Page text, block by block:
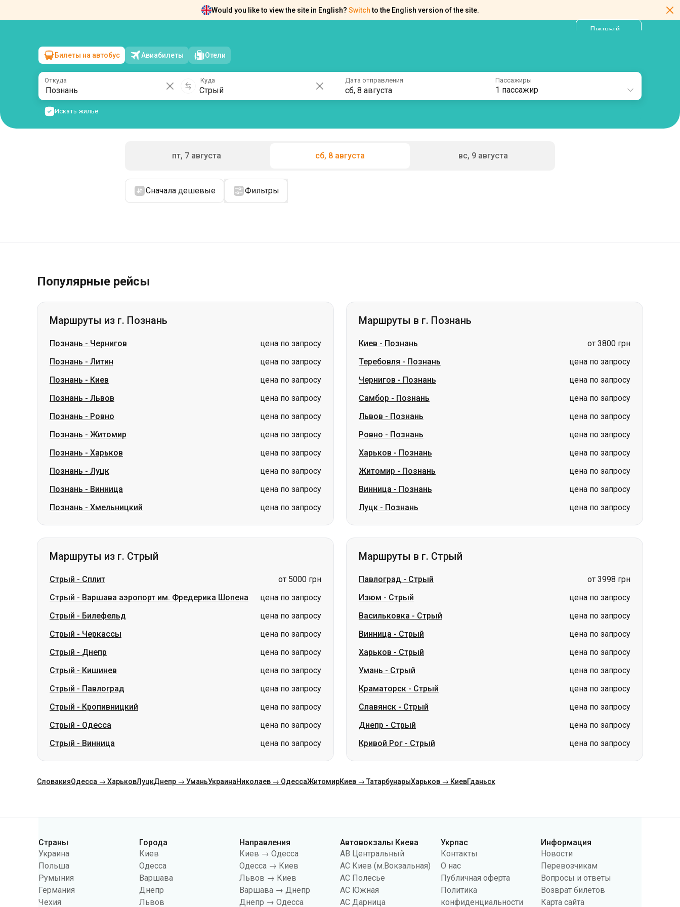
Would you like to view the site in English? Switch to the English version of the site.
Личный
Познань→Стрый
сб, 8 августа/1 пассажир
Билеты на автобус Авиабилеты Отели
Откуда Куда Дата отправления
сб, 8 августа
Пассажиры
1 пассажир
Искать жилье
пт, 7 августа сб, 8 августа вс, 9 августа
Сначала дешевые Фильтры
Популярные рейсы
Маршруты из г. Познань
Познань - Чернигов
цена по запросу
Познань - Литин
цена по запросу
Познань - Киев
цена по запросу
Познань - Львов
цена по запросу
Познань - Ровно
цена по запросу
Познань - Житомир
цена по запросу
Познань - Харьков
цена по запросу
Познань - Луцк
цена по запросу
Познань - Винница
цена по запросу
Познань - Хмельницкий цена по запросу
Маршруты в г. Познань
Киев - Познань
от 3800 грн
Теребовля - Познань
цена по запросу
Чернигов - Познань
цена по запросу
Самбор - Познань
цена по запросу
Львов - Познань
цена по запросу
Ровно - Познань
цена по запросу
Харьков - Познань
цена по запросу
Житомир - Познань
цена по запросу
Винница - Познань
цена по запросу
Луцк - Познань цена по запросу
Маршруты из г. Стрый
Стрый - Сплит
от 5000 грн
Стрый - Варшава аэропорт им. Фредерика Шопена
цена по запросу
Стрый - Билефельд
цена по запросу
Стрый - Черкассы
цена по запросу
Стрый - Днепр
цена по запросу
Стрый - Кишинев
цена по запросу
Стрый - Павлоград
цена по запросу
Стрый - Кропивницкий
цена по запросу
Стрый - Одесса
цена по запросу
Стрый - Винница цена по запросу
Маршруты в г. Стрый
Павлоград - Стрый
от 3998 грн
Изюм - Стрый
цена по запросу
Васильковка - Стрый
цена по запросу
Винница - Стрый
цена по запросу
Харьков - Стрый
цена по запросу
Умань - Стрый
цена по запросу
Краматорск - Стрый
цена по запросу
Славянск - Стрый
цена по запросу
Днепр - Стрый
цена по запросу
Кривой Рог - Стрый цена по запросу
СловакияОдесса → ХарьковЛуцкДнепр → УманьУкраинаНиколаев → ОдессаЖитомирКиев → ТатарбунарыХарьков → КиевГданьск
Категории
Страны
Украина
Польша
Румыния
Германия
Чехия
Города
Киев
Одесса
Варшава
Днепр
Львов
Направления
Киев → Одесса
Одесса → Киев
Львов → Киев
Варшава → Днепр
Днепр → Одесса
Автовокзалы Киева
АВ Центральный
АС Киев (м.Вокзальная)
АС Полесье
АС Южная
АС Дарница
Укрпас
Контакты
О нас
Публичная оферта
Политика
конфиденциальности
Информация
Новости
Перевозчикам
Вопросы и ответы
Возврат билетов
Карта сайта